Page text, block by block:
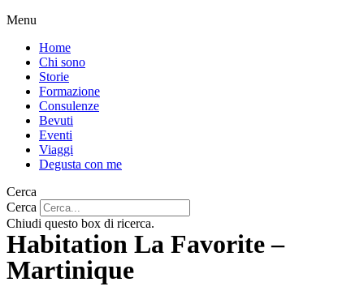
Menu
Home
Chi sono
Storie
Formazione
Consulenze
Bevuti
Eventi
Viaggi
Degusta con me
Cerca
Cerca
Chiudi questo box di ricerca.
Habitation La Favorite –
Martinique